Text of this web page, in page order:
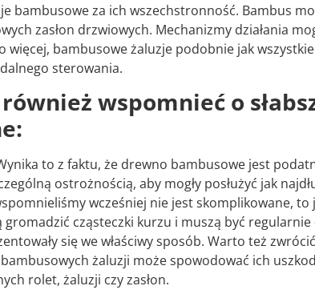
bambusowe za ich wszechstronność. Bambus
zasłon drzwiowych. Mechanizmy działania
więcej, bambusowe żaluzje podobnie jak
sterowania.
wspomnieć o
to z faktu, że drewno bambusowe jest
ostrożnością, aby mogły posłużyć jak
wcześniej nie jest skomplikowane, to
gromadzić cząsteczki kurzu i muszą być
się we właściwy sposób. Warto też
żaluzji może spowodować ich
rolet, żaluzji czy zasłon.